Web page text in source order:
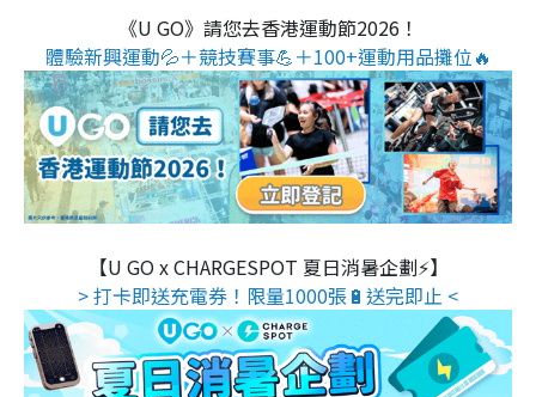
《U GO》請您去香港運動節2026！
體驗新興運動💦＋競技賽事💪＋100+運動用品攤位🔥
【U GO x CHARGESPOT 夏日消暑企劃⚡】
> 打卡即送充電券！限量1000張🔋送完即止 <